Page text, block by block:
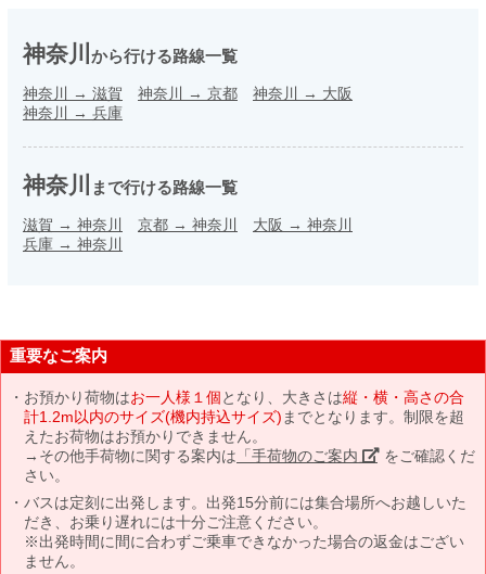
神奈川 から行ける路線一覧
神奈川 → 滋賀 神奈川 → 京都 神奈川 → 大阪
神奈川 → 兵庫
神奈川 まで行ける路線一覧
滋賀 → 神奈川 京都 → 神奈川 大阪 → 神奈川
兵庫 → 神奈川
重要なご案内
お預かり荷物はお一人様１個となり、大きさは縦・横・高さの合
計1.2m以内のサイズ(機内持込サイズ) までとなります。制限を超
えたお荷物はお預かりできません。
→その他手荷物に関する案内は 「手荷物のご案内」 をご確認くだ
さい。
バスは定刻に出発します。出発15分前には集合場所へお越しいた
だき、お乗り遅れには十分ご注意ください。
※出発時間に間に合わずご乗車できなかった場合の返金はござい
ません。